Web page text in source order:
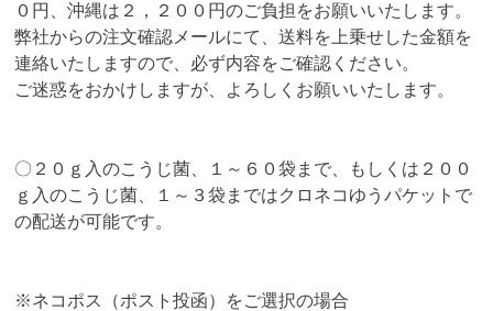
０円、沖縄は２，２００円のご負担をお願いいたします。
弊社からの注文確認メールにて、送料を上乗せした金額を
連絡いたしますので、必ず内容をご確認ください。
ご迷惑をおかけしますが、よろしくお願いいたします。
〇２０ｇ入のこうじ菌、１～６０袋まで、もしくは２００
ｇ入のこうじ菌、１～３袋まではクロネコゆうパケットで
の配送が可能です。
※ネコポス（ポスト投函）をご選択の場合